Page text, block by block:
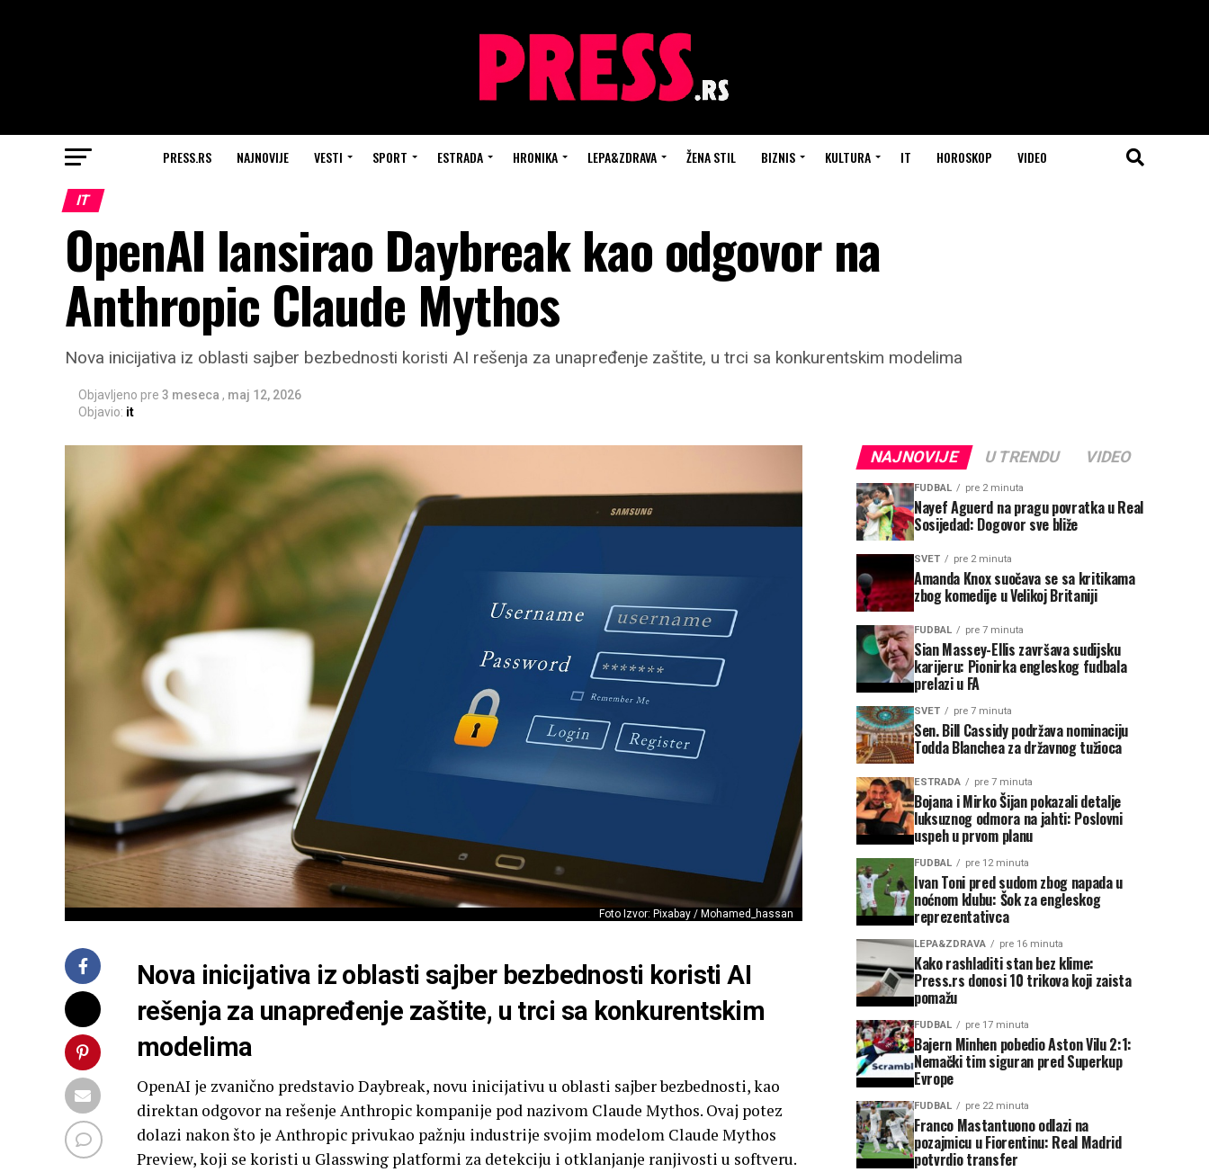
PRESS.RS NAJNOVIJE VESTI SPORT ESTRADA HRONIKA LEPA&ZDRAVA ŽENA STIL BIZNIS KULTURA IT HOROSKOP VIDEO
IT
OpenAI lansirao Daybreak kao odgovor na
Anthropic Claude Mythos
Nova inicijativa iz oblasti sajber bezbednosti koristi AI rešenja za unapređenje zaštite, u trci sa konkurentskim modelima
Objavljeno pre 3 meseca , maj 12, 2026
Objavio: it
Foto Izvor: Pixabay / Mohamed_hassan
Nova inicijativa iz oblasti sajber bezbednosti koristi AI
rešenja za unapređenje zaštite, u trci sa konkurentskim
modelima
OpenAI je zvanično predstavio Daybreak, novu inicijativu u oblasti sajber bezbednosti, kao
direktan odgovor na rešenje Anthropic kompanije pod nazivom Claude Mythos. Ovaj potez
dolazi nakon što je Anthropic privukao pažnju industrije svojim modelom Claude Mythos
Preview, koji se koristi u Glasswing platformi za detekciju i otklanjanje ranjivosti u softveru.
NAJNOVIJE U TRENDU VIDEO
FUDBAL pre 2 minuta
Nayef Aguerd na pragu povratka u Real
Sosijedad: Dogovor sve bliže
SVET pre 2 minuta
Amanda Knox suočava se sa kritikama
zbog komedije u Velikoj Britaniji
FUDBAL pre 7 minuta
Sian Massey-Ellis završava sudijsku
karijeru: Pionirka engleskog fudbala
prelazi u FA
SVET pre 7 minuta
Sen. Bill Cassidy podržava nominaciju
Todda Blanchea za državnog tužioca
ESTRADA pre 7 minuta
Bojana i Mirko Šijan pokazali detalje
luksuznog odmora na jahti: Poslovni
uspeh u prvom planu
FUDBAL pre 12 minuta
Ivan Toni pred sudom zbog napada u
noćnom klubu: Šok za engleskog
reprezentativca
LEPA&ZDRAVA pre 16 minuta
Kako rashladiti stan bez klime:
Press.rs donosi 10 trikova koji zaista
pomažu
FUDBAL pre 17 minuta
Bajern Minhen pobedio Aston Vilu 2:1:
Nemački tim siguran pred Superkup
Evrope
FUDBAL pre 22 minuta
Franco Mastantuono odlazi na
pozajmicu u Fiorentinu: Real Madrid
potvrdio transfer